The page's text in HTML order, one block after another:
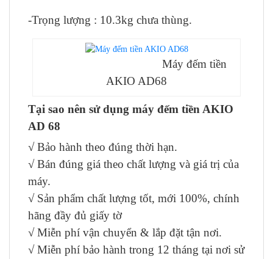
-Trọng lượng : 10.3kg chưa thùng.
Máy đếm tiền
AKIO AD68
Tại sao nên sử dụng máy đếm tiền AKIO
AD 68
√ Bảo hành theo đúng thời hạn.
√ Bán đúng giá theo chất lượng và giá trị của
máy.
√ Sản phẩm chất lượng tốt, mới 100%, chính
hãng đầy đủ giấy tờ
√ Miễn phí vận chuyển & lắp đặt tận nơi.
√ Miễn phí bảo hành trong 12 tháng tại nơi sử